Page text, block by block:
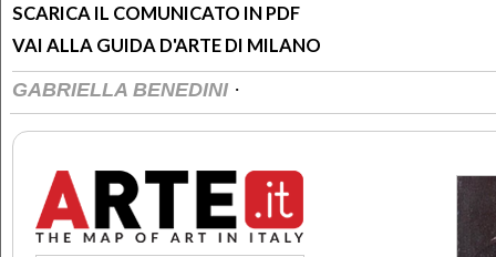
SCARICA IL COMUNICATO IN PDF
VAI ALLA GUIDA D'ARTE DI MILANO
GABRIELLA BENEDINI ·